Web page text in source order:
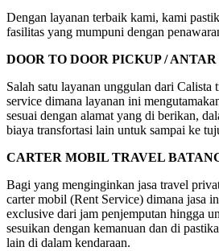
Dengan layanan terbaik kami, kami
fasilitas yang mumpuni dengan
DOOR TO DOOR PICKUP /
Salah satu layanan unggulan dari Calista
service dimana layanan ini
sesuai dengan alamat yang di berikan,
biaya transfortasi lain untuk sampai ke
CARTER MOBIL TRAVEL
Bagi yang menginginkan jasa travel
carter mobil (Rent Service) dimana jasa
exclusive dari jam penjemputan hingga
sesuikan dengan kemanuan dan di
lain di dalam kendaraan.